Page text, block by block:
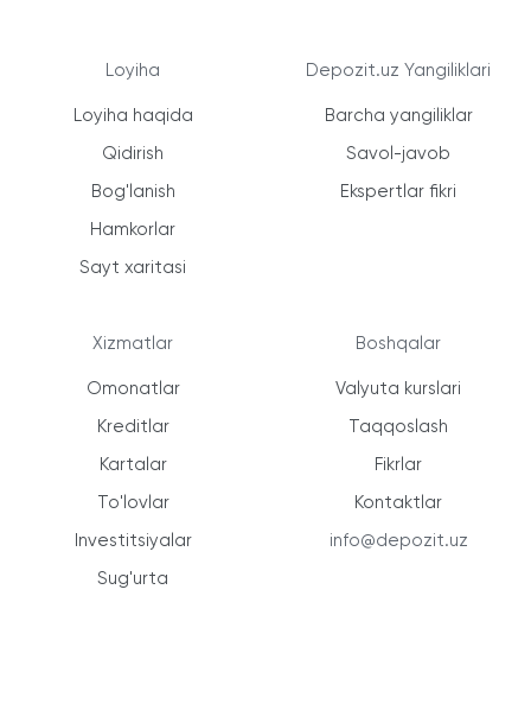
Loyiha
Loyiha haqida
Qidirish
Bog'lanish
Hamkorlar
Sayt xaritasi
Xizmatlar
Omonatlar
Kreditlar
Kartalar
To'lovlar
Investitsiyalar
Sug'urta
Depozit.uz Yangiliklari
Barcha yangiliklar
Savol-javob
Ekspertlar fikri
Boshqalar
Valyuta kurslari
Taqqoslash
Fikrlar
Kontaktlar
info@depozit.uz